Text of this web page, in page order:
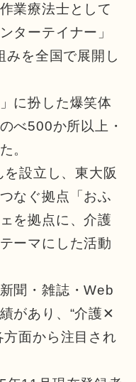
業療法士として
ターテイナー」
みを全国で展開し
に扮した爆笑体
べ500か所以上・
。
設立し、東大阪
なぐ拠点「おふ
を拠点に、介護
ーマにした活動
聞・雑誌・Web
があり、“介護✕
方面から注目され